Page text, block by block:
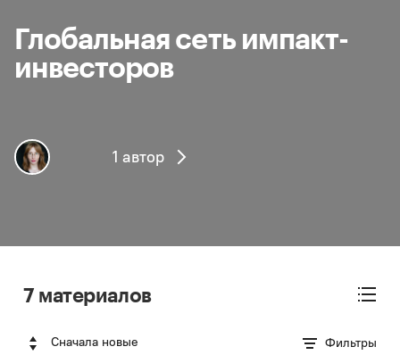
Глобальная сеть импакт-
инвесторов
1 автор
7 материалов
Сначала новые Фильтры